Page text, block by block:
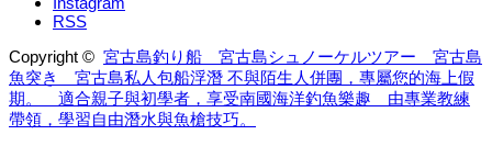
RSS
Copyright © 宮古島釣り船 宮古島シュノーケルツアー 宮古島
魚突き 宮古島私人包船浮潛 不與陌生人併團，專屬您的海上假
期。 適合親子與初學者，享受南國海洋釣魚樂趣 由專業教練
帶領，學習自由潛水與魚槍技巧。